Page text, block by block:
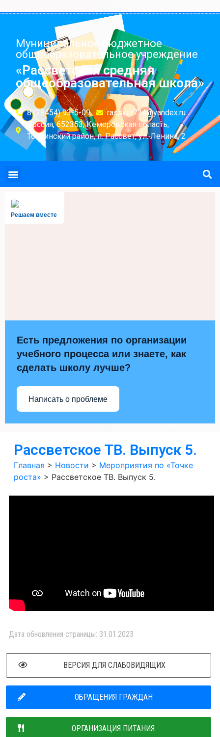
Муниципальное бюджетное
общеобразовательное учреждение
«Рассветская средняя
общеобразовательная школа»
8 (38454) 93-5-09
rassvet734@yandex.ru
Россия, 652353, Кемеровская область,
Топкинский район, п. Рассвет, ул. Ленина, 2
Решаем вместе
Есть предложения по организации
учебного процесса или знаете, как
сделать школу лучше?
Написать о проблеме
Рассветское ТВ. Выпуск 5.
Главная > Новости > Мероприятия по «Точке
роста» > Рассветское ТВ. Выпуск 5.
Дата обновления страницы: 31.01.2023
ВЕРСИЯ ДЛЯ СЛАБОВИДЯЩИХ
ОБРАЩЕНИЯ ГРАЖДАН
ОРГАНИЗАЦИЯ ПИТАНИЯ